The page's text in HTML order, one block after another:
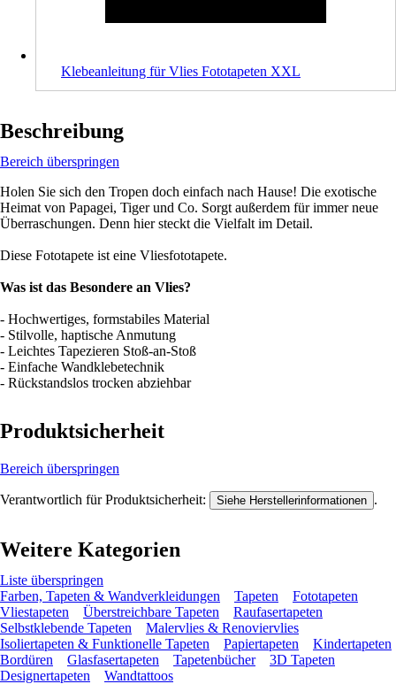
Klebeanleitung für Vlies Fototapeten XXL
Beschreibung
Bereich überspringen
Holen Sie sich den Tropen doch einfach nach Hause! Die exotische
Heimat von Papagei, Tiger und Co. Sorgt außerdem für immer neue
Überraschungen. Denn hier steckt die Vielfalt im Detail.
Diese Fototapete ist eine Vliesfototapete.
Was ist das Besondere an Vlies?
- Hochwertiges, formstabiles Material
- Stilvolle, haptische Anmutung
- Leichtes Tapezieren Stoß-an-Stoß
- Einfache Wandklebetechnik
- Rückstandslos trocken abziehbar
Produktsicherheit
Bereich überspringen
Verantwortlich für Produktsicherheit: Siehe Herstellerinformationen .
Weitere Kategorien
Liste überspringen
Farben, Tapeten & Wandverkleidungen
Tapeten
Fototapeten
Vliestapeten
Überstreichbare Tapeten
Raufasertapeten
Selbstklebende Tapeten
Malervlies & Renoviervlies
Isoliertapeten & Funktionelle Tapeten
Papiertapeten
Kindertapeten
Bordüren
Glasfasertapeten Tapetenbücher
3D Tapeten
Designertapeten
Wandtattoos